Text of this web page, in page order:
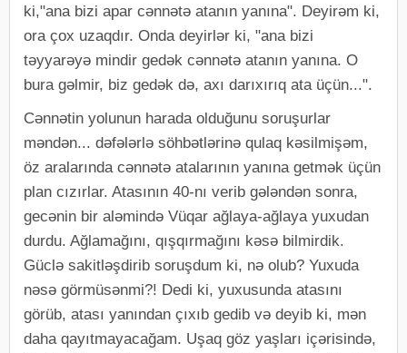
ki,"ana bizi apar cənnətə atanın yanına". Deyirəm ki,
ora çox uzaqdır. Onda deyirlər ki, "ana bizi
təyyarəyə mindir gedək cənnətə atanın yanına. O
bura gəlmir, biz gedək də, axı darıxırıq ata üçün...".
Cənnətin yolunun harada olduğunu soruşurlar
məndən... dəfələrlə söhbətlərinə qulaq kəsilmişəm,
öz aralarında cənnətə atalarının yanına getmək üçün
plan cızırlar. Atasının 40-nı verib gələndən sonra,
gecənin bir aləmində Vüqar ağlaya-ağlaya yuxudan
durdu. Ağlamağını, qışqırmağını kəsə bilmirdik.
Güclə sakitləşdirib soruşdum ki, nə olub? Yuxuda
nəsə görmüsənmi?! Dedi ki, yuxusunda atasını
görüb, atası yanından çıxıb gedib və deyib ki, mən
daha qayıtmayacağam. Uşaq göz yaşları içərisində,